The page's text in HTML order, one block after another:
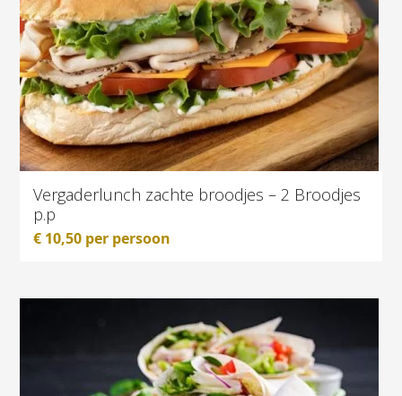
Vergaderlunch zachte broodjes – 2 Broodjes
p.p
€ 10,50 per persoon